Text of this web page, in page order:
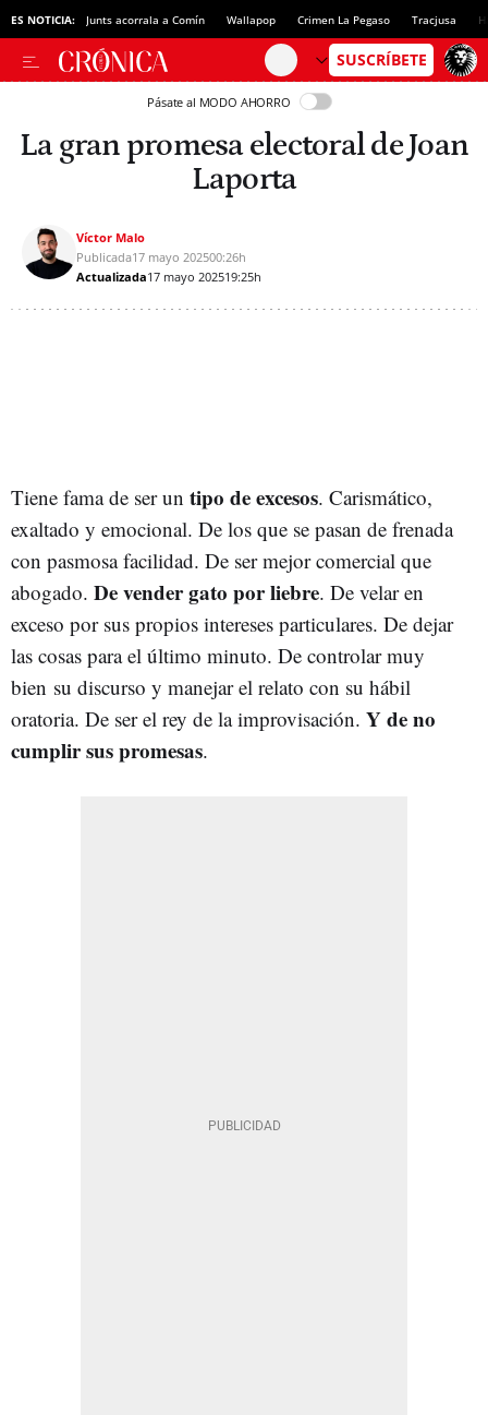
ES NOTICIA: Junts acorrala a Comín Wallapop Crimen La Pegaso Tracjusa
Pásate al MODO AHORRO
La gran promesa electoral de Joan
Laporta
Víctor Malo
Publicada17 mayo 202500:26h
Actualizada17 mayo 202519:25h
Tiene fama de ser un tipo de excesos. Carismático,
exaltado y emocional. De los que se pasan de frenada
con pasmosa facilidad. De ser mejor comercial que
abogado. De vender gato por liebre. De velar en
exceso por sus propios intereses particulares. De dejar
las cosas para el último minuto. De controlar muy
bien su discurso y manejar el relato con su hábil
oratoria. De ser el rey de la improvisación. Y de no
cumplir sus promesas.